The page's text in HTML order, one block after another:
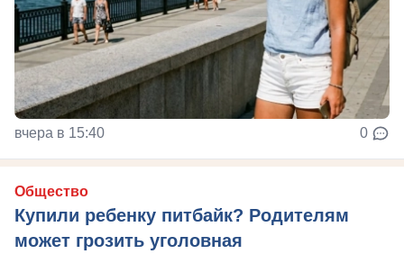
вчера в 15:40 0
Общество
Купили ребенку питбайк? Родителям
может грозить уголовная